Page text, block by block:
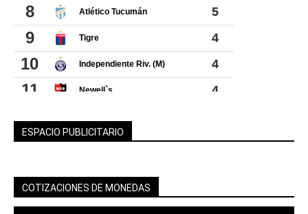
ESPACIO PUBLICITARIO
COTIZACIONES DE MONEDAS